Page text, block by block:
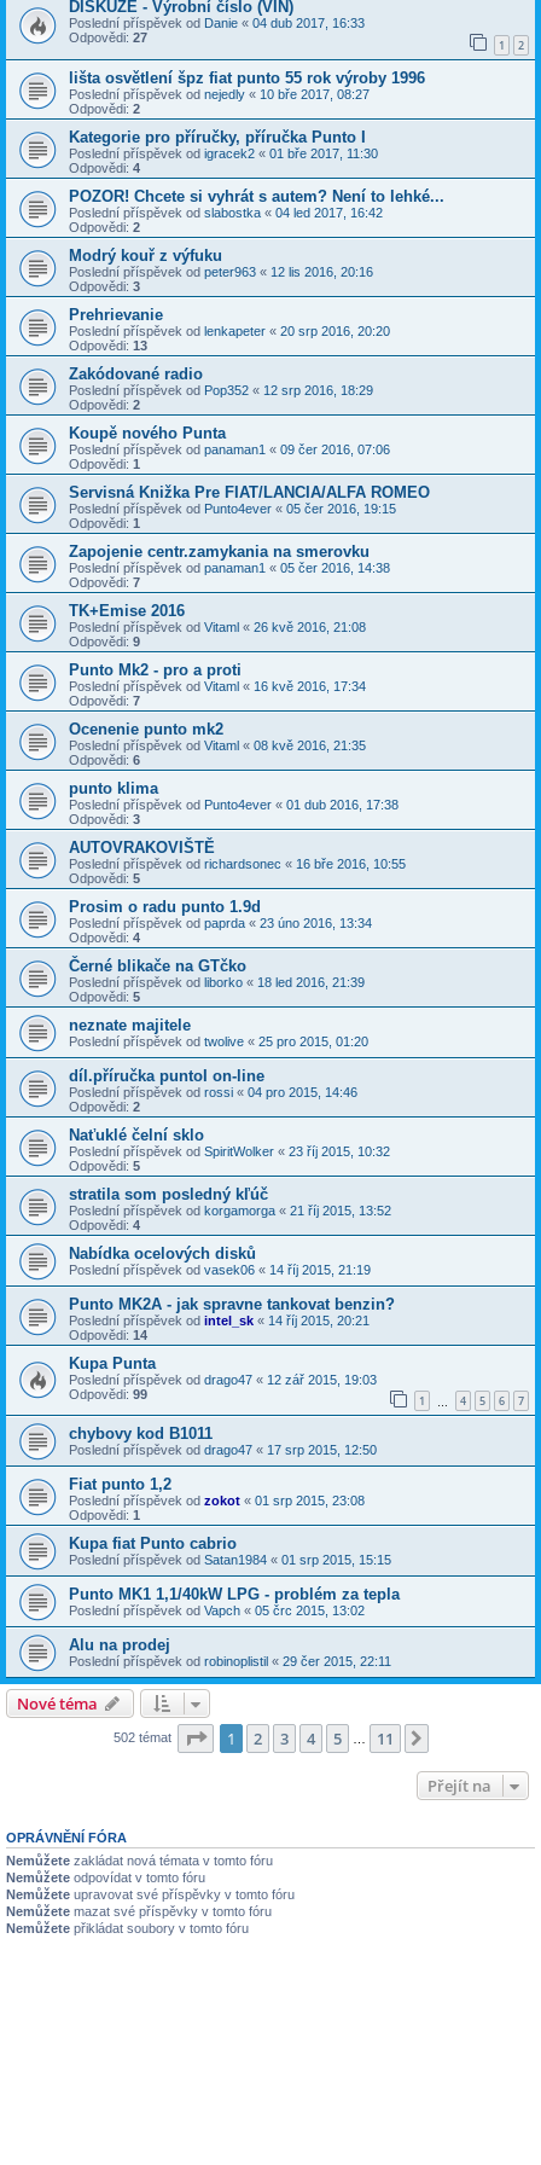
DISKUZE - Výrobní číslo (VIN)
Poslední příspěvek od Danie « 04 dub 2017, 16:33
Odpovědi: 27 1 2
lišta osvětlení špz fiat punto 55 rok výroby 1996
Poslední příspěvek od nejedly « 10 bře 2017, 08:27
Odpovědi: 2
Kategorie pro příručky, příručka Punto I
Poslední příspěvek od igracek2 « 01 bře 2017, 11:30
Odpovědi: 4
POZOR! Chcete si vyhrát s autem? Není to lehké...
Poslední příspěvek od slabostka « 04 led 2017, 16:42
Odpovědi: 2
Modrý kouř z výfuku
Poslední příspěvek od peter963 « 12 lis 2016, 20:16
Odpovědi: 3
Prehrievanie
Poslední příspěvek od lenkapeter « 20 srp 2016, 20:20
Odpovědi: 13
Zakódované radio
Poslední příspěvek od Pop352 « 12 srp 2016, 18:29
Odpovědi: 2
Koupě nového Punta
Poslední příspěvek od panaman1 « 09 čer 2016, 07:06
Odpovědi: 1
Servisná Knižka Pre FIAT/LANCIA/ALFA ROMEO
Poslední příspěvek od Punto4ever « 05 čer 2016, 19:15
Odpovědi: 1
Zapojenie centr.zamykania na smerovku
Poslední příspěvek od panaman1 « 05 čer 2016, 14:38
Odpovědi: 7
TK+Emise 2016
Poslední příspěvek od Vitaml « 26 kvě 2016, 21:08
Odpovědi: 9
Punto Mk2 - pro a proti
Poslední příspěvek od Vitaml « 16 kvě 2016, 17:34
Odpovědi: 7
Ocenenie punto mk2
Poslední příspěvek od Vitaml « 08 kvě 2016, 21:35
Odpovědi: 6
punto klima
Poslední příspěvek od Punto4ever « 01 dub 2016, 17:38
Odpovědi: 3
AUTOVRAKOVIŠTĚ
Poslední příspěvek od richardsonec « 16 bře 2016, 10:55
Odpovědi: 5
Prosim o radu punto 1.9d
Poslední příspěvek od paprda « 23 úno 2016, 13:34
Odpovědi: 4
Černé blikače na GTčko
Poslední příspěvek od liborko « 18 led 2016, 21:39
Odpovědi: 5
neznate majitele
Poslední příspěvek od twolive « 25 pro 2015, 01:20
díl.příručka puntoI on-line
Poslední příspěvek od rossi « 04 pro 2015, 14:46
Odpovědi: 2
Naťuklé čelní sklo
Poslední příspěvek od SpiritWolker « 23 říj 2015, 10:32
Odpovědi: 5
stratila som posledný kľúč
Poslední příspěvek od korgamorga « 21 říj 2015, 13:52
Odpovědi: 4
Nabídka ocelových disků
Poslední příspěvek od vasek06 « 14 říj 2015, 21:19
Punto MK2A - jak spravne tankovat benzin?
Poslední příspěvek od intel_sk « 14 říj 2015, 20:21
Odpovědi: 14
Kupa Punta
Poslední příspěvek od drago47 « 12 zář 2015, 19:03
Odpovědi: 99 1 4 5 6 7
chybovy kod B1011
Poslední příspěvek od drago47 « 17 srp 2015, 12:50
Fiat punto 1,2
Poslední příspěvek od zokot « 01 srp 2015, 23:08
Odpovědi: 1
Kupa fiat Punto cabrio
Poslední příspěvek od Satan1984 « 01 srp 2015, 15:15
Punto MK1 1,1/40kW LPG - problém za tepla
Poslední příspěvek od Vapch « 05 črc 2015, 13:02
Alu na prodej
Poslední příspěvek od robinoplistil « 29 čer 2015, 22:11
Nové téma
502 témat Stránka z 11
1 2 3 4 5 … 11
Přejít na
OPRÁVNĚNÍ FÓRA
Nemůžete zakládat nová témata v tomto fóru
Nemůžete odpovídat v tomto fóru
Nemůžete upravovat své příspěvky v tomto fóru
Nemůžete mazat své příspěvky v tomto fóru
Nemůžete přikládat soubory v tomto fóru